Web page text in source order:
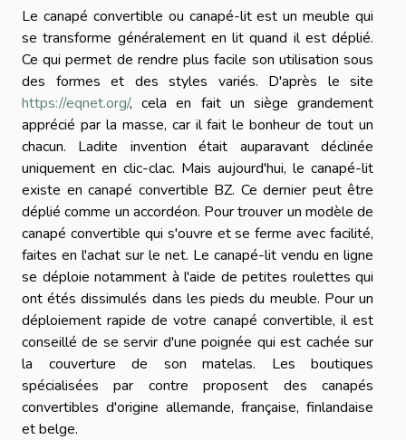
Le canapé convertible ou canapé-lit est un meuble qui
se transforme généralement en lit quand il est déplié.
Ce qui permet de rendre plus facile son utilisation sous
des formes et des styles variés. D'après le site
https://eqnet.org/, cela en fait un siège grandement
apprécié par la masse, car il fait le bonheur de tout un
chacun. Ladite invention était auparavant déclinée
uniquement en clic-clac. Mais aujourd'hui, le canapé-lit
existe en canapé convertible BZ. Ce dernier peut être
déplié comme un accordéon. Pour trouver un modèle de
canapé convertible qui s'ouvre et se ferme avec facilité,
faites en l'achat sur le net. Le canapé-lit vendu en ligne
se déploie notamment à l'aide de petites roulettes qui
ont étés dissimulés dans les pieds du meuble. Pour un
déploiement rapide de votre canapé convertible, il est
conseillé de se servir d'une poignée qui est cachée sur
la couverture de son matelas. Les boutiques
spécialisées par contre proposent des canapés
convertibles d'origine allemande, française, finlandaise
et belge.